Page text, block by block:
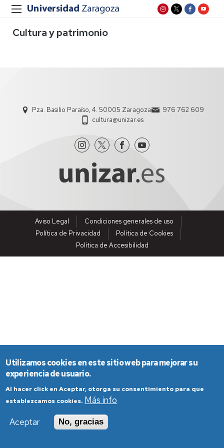
Cultura y patrimonio
Pza. Basilio Paraíso, 4. 50005 Zaragoza
976 762 609
cultura@unizar.es
Aviso Legal
Condiciones generales de uso
Política de Privacidad
Política de Cookies
Política de Accesibilidad
Utilizamos cookies en este sitio web para mejorar su
experiencia de usuario.
Al hacer click en Aceptar, otorga su consentimiento para que
establezcamos cookies. Más info
Aceptar
No, gracias